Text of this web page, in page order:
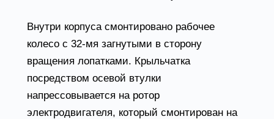
Внутри корпуса смонтировано рабочее
колесо с 32-мя загнутыми в сторону
вращения лопатками. Крыльчатка
посредством осевой втулки
напрессовывается на ротор
электродвигателя, который смонтирован на